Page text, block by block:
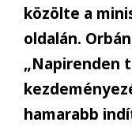
közölte a
oldalán.
„Napirenden
hamarabb